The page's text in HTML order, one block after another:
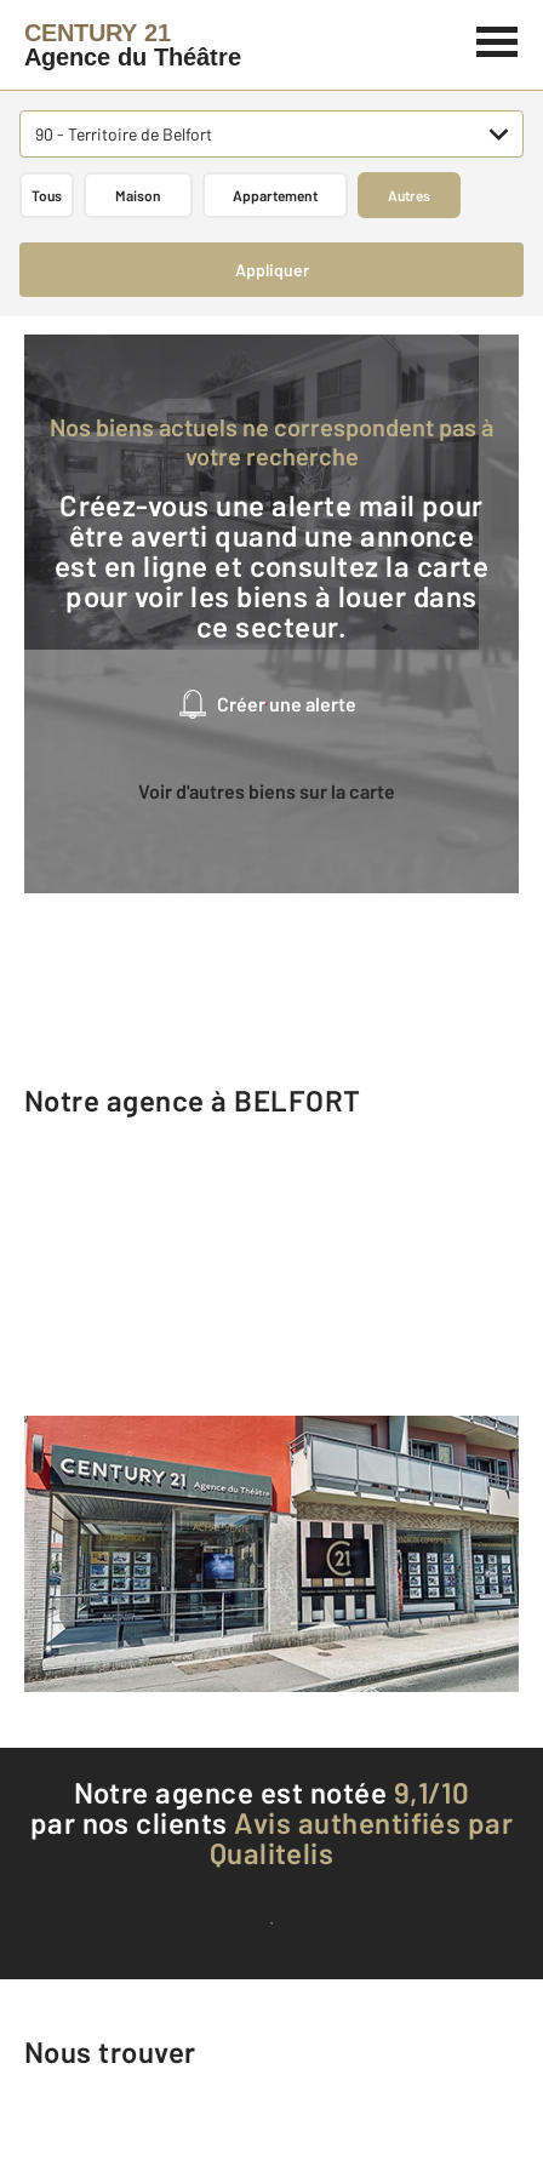
CENTURY 21
Agence du Théâtre
90 - Territoire de Belfort
Tous Maison Appartement Autres
Appliquer
Nos biens actuels ne correspondent pas à
votre recherche
Créez-vous une alerte mail pour
être averti quand une annonce
est en ligne et consultez la carte
pour voir les biens à louer dans
ce secteur.
Créer une alerte
Voir d'autres biens sur la carte
Notre agence à BELFORT
CENTURY 21 Agence du Théâtre
2 rue Saint Antoine
BELFORT - 90000
Envoyer un message
Téléphoner à l'agence
Notre agence est notée 9,1/10
par nos clients Avis authentifiés par
Qualitelis
Voir tous les avis clients
Nous trouver